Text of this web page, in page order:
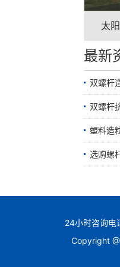
太
最新
双螺杆
双螺杆
塑料造
选购螺
24小时咨询
Copyright